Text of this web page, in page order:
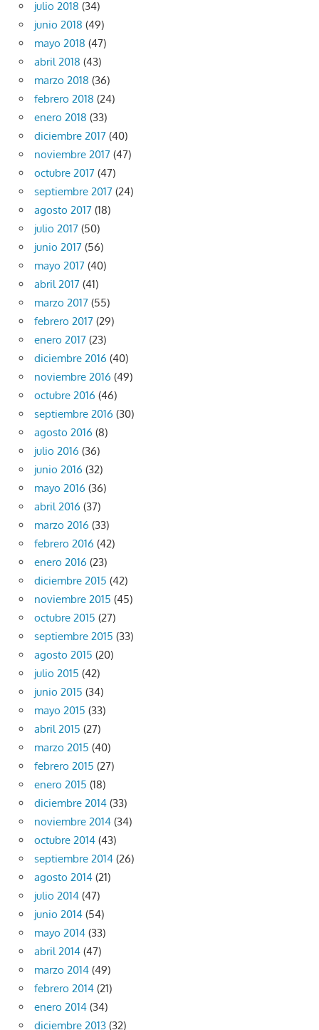
julio 2018 (34)
junio 2018 (49)
mayo 2018 (47)
abril 2018 (43)
marzo 2018 (36)
febrero 2018 (24)
enero 2018 (33)
diciembre 2017 (40)
noviembre 2017 (47)
octubre 2017 (47)
septiembre 2017 (24)
agosto 2017 (18)
julio 2017 (50)
junio 2017 (56)
mayo 2017 (40)
abril 2017 (41)
marzo 2017 (55)
febrero 2017 (29)
enero 2017 (23)
diciembre 2016 (40)
noviembre 2016 (49)
octubre 2016 (46)
septiembre 2016 (30)
agosto 2016 (8)
julio 2016 (36)
junio 2016 (32)
mayo 2016 (36)
abril 2016 (37)
marzo 2016 (33)
febrero 2016 (42)
enero 2016 (23)
diciembre 2015 (42)
noviembre 2015 (45)
octubre 2015 (27)
septiembre 2015 (33)
agosto 2015 (20)
julio 2015 (42)
junio 2015 (34)
mayo 2015 (33)
abril 2015 (27)
marzo 2015 (40)
febrero 2015 (27)
enero 2015 (18)
diciembre 2014 (33)
noviembre 2014 (34)
octubre 2014 (43)
septiembre 2014 (26)
agosto 2014 (21)
julio 2014 (47)
junio 2014 (54)
mayo 2014 (33)
abril 2014 (47)
marzo 2014 (49)
febrero 2014 (21)
enero 2014 (34)
diciembre 2013 (32)